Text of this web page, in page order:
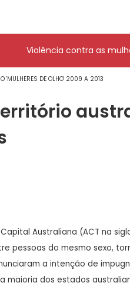
Violência contra as
'MULHERES DE OLHO' 2009 A 2013
Australiana (ACT na
pessoas do mesmo sexo,
a intenção de
maioria dos estados